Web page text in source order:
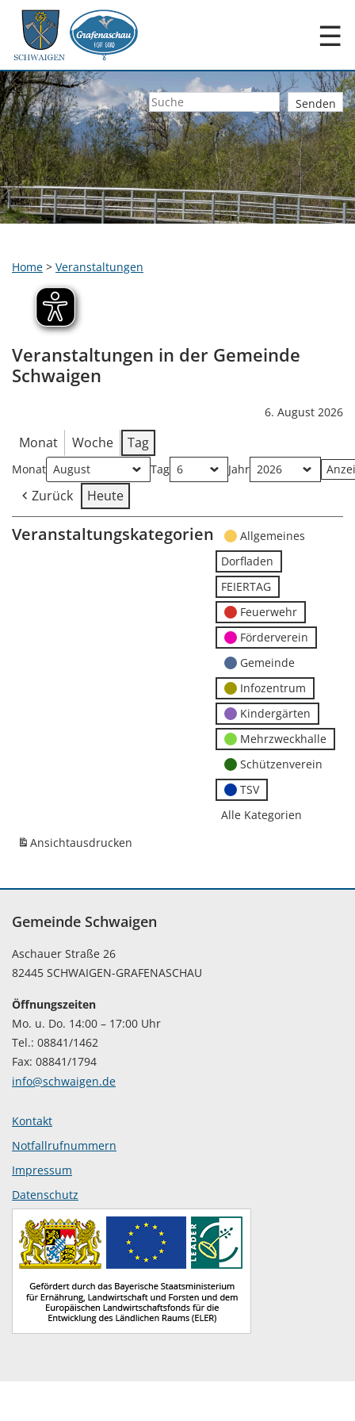
☰
Home > Veranstaltungen
Veranstaltungen in der Gemeinde
Schwaigen
6. August 2026
Monat Woche Tag
Monat Tag Jahr
Zurück Heute
Veranstaltungskategorien
Allgemeines
Dorfladen
FEIERTAG
Feuerwehr
Förderverein
Gemeinde
Infozentrum
Kindergärten
Mehrzweckhalle
Schützenverein
TSV
Alle Kategorien
Ansichtausdrucken
Gemeinde Schwaigen
Aschauer Straße 26
82445 SCHWAIGEN-GRAFENASCHAU
Öffnungszeiten
Mo. u. Do. 14:00 – 17:00 Uhr
Tel.: 08841/1462
Fax: 08841/1794
info@schwaigen.de
Kontakt
Notfallrufnummern
Impressum
Datenschutz